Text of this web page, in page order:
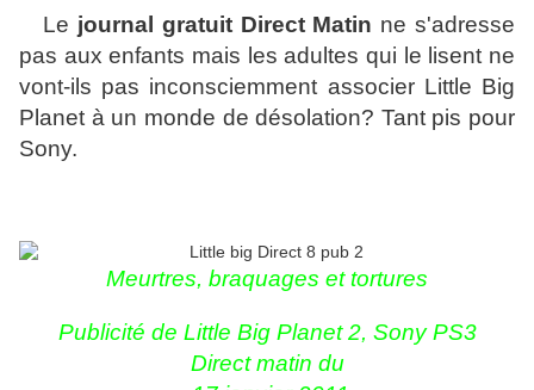
Le journal gratuit Direct Matin ne s'adresse
pas aux enfants mais les adultes qui le lisent ne
vont-ils pas inconsciemment associer Little Big
Planet à un monde de désolation? Tant pis pour
Sony.
Meurtres, braquages et tortures
Publicité de Little Big Planet 2, Sony PS3
Direct matin du